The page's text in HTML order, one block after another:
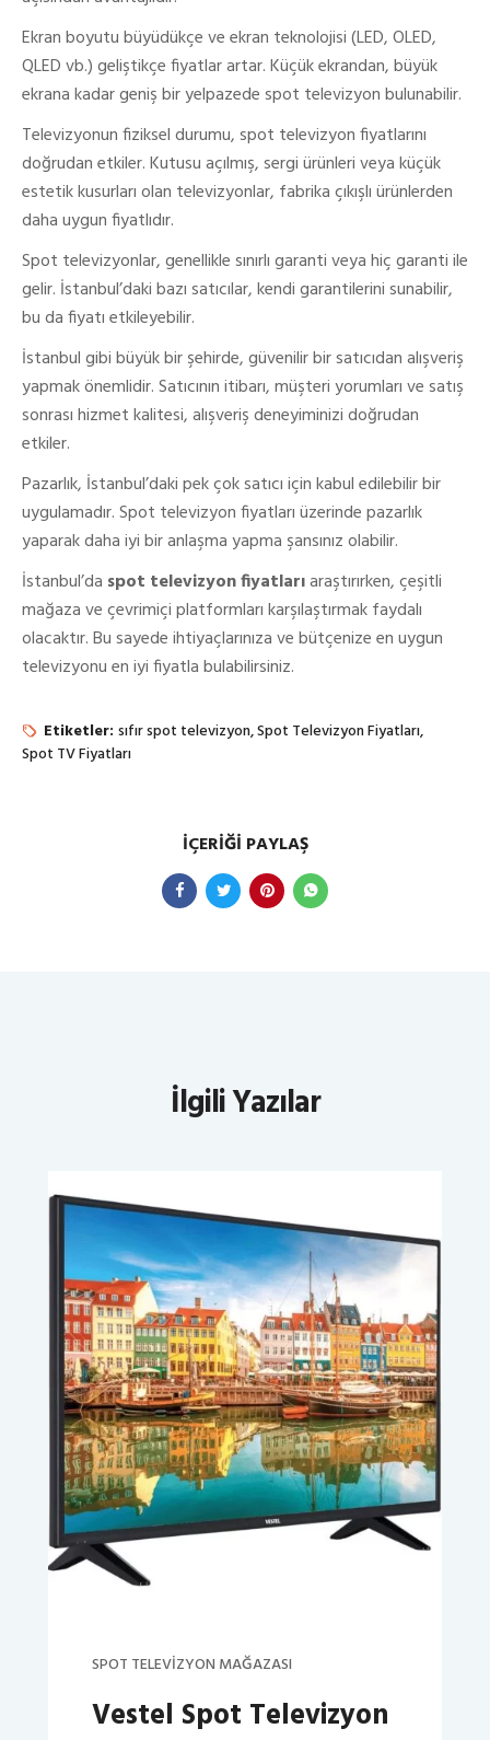
Ekran boyutu büyüdükçe ve ekran teknolojisi (LED, OLED,
QLED vb.) geliştikçe fiyatlar artar. Küçük ekrandan, büyük
ekrana kadar geniş bir yelpazede spot televizyon bulunabilir.
Televizyonun fiziksel durumu, spot televizyon fiyatlarını
doğrudan etkiler. Kutusu açılmış, sergi ürünleri veya küçük
estetik kusurları olan televizyonlar, fabrika çıkışlı ürünlerden
daha uygun fiyatlıdır.
Spot televizyonlar, genellikle sınırlı garanti veya hiç garanti ile
gelir. İstanbul’daki bazı satıcılar, kendi garantilerini sunabilir,
bu da fiyatı etkileyebilir.
İstanbul gibi büyük bir şehirde, güvenilir bir satıcıdan alışveriş
yapmak önemlidir. Satıcının itibarı, müşteri yorumları ve satış
sonrası hizmet kalitesi, alışveriş deneyiminizi doğrudan
etkiler.
Pazarlık, İstanbul’daki pek çok satıcı için kabul edilebilir bir
uygulamadır. Spot televizyon fiyatları üzerinde pazarlık
yaparak daha iyi bir anlaşma yapma şansınız olabilir.
İstanbul’da spot televizyon fiyatlarıaraştırırken, çeşitli
mağaza ve çevrimiçi platformları karşılaştırmak faydalı
olacaktır. Bu sayede ihtiyaçlarınıza ve bütçenize en uygun
televizyonu en iyi fiyatla bulabilirsiniz.
Etiketler: sıfır spot televizyon Spot Televizyon Fiyatları
Spot TV Fiyatları
İÇERIĞI PAYLAŞ
İlgili Yazılar
SPOT TELEVIZYON MAĞAZASI
Vestel Spot Televizyon